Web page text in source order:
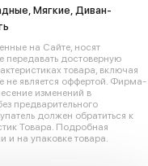
Мягкие, Диван-
на Сайте, носят
передавать достоверную
товара, включая
является оффертой. Фирма-
изменений в
предварительного
должен обратиться к
Товара. Подробная
и на упаковке товара.